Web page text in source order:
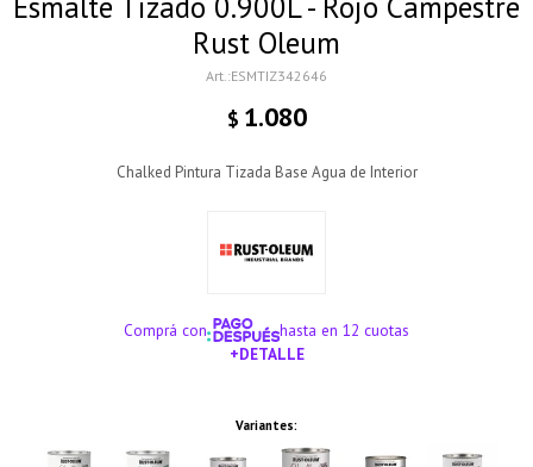
Rust Oleum
ESMTIZ342646
$ 1.080
Chalked Pintura Tizada Base Agua de Interior
Comprá con
hasta en 12 cuotas
+DETALLE
Variantes: